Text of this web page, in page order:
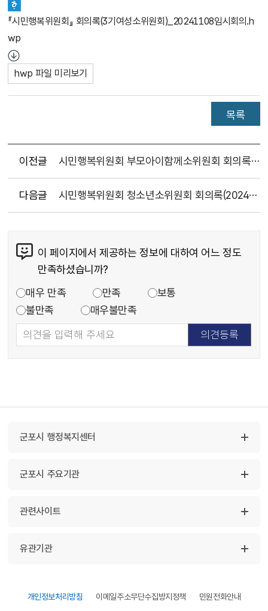
『시민행복위원회』 회의록(3기여성소위원회)_20241108임시회의.h
wp
hwp 파일 미리보기
목록
이전글 시민행복위원회 부모아이함께소위원회 회의록(2024.11.06.)
다음글 시민행복위원회 청소년소위원회 회의록(2024.11.13.)
이 페이지에서 제공하는 정보에 대하여 어느 정도
만족하셨습니까?
매우 만족
만족
보통
불만족
매우불만족
군포시 행정복지센터
군포시 주요기관
관련사이트
유관기관
개인정보처리방침 이메일주소무단수집방지정책 민원전화안내